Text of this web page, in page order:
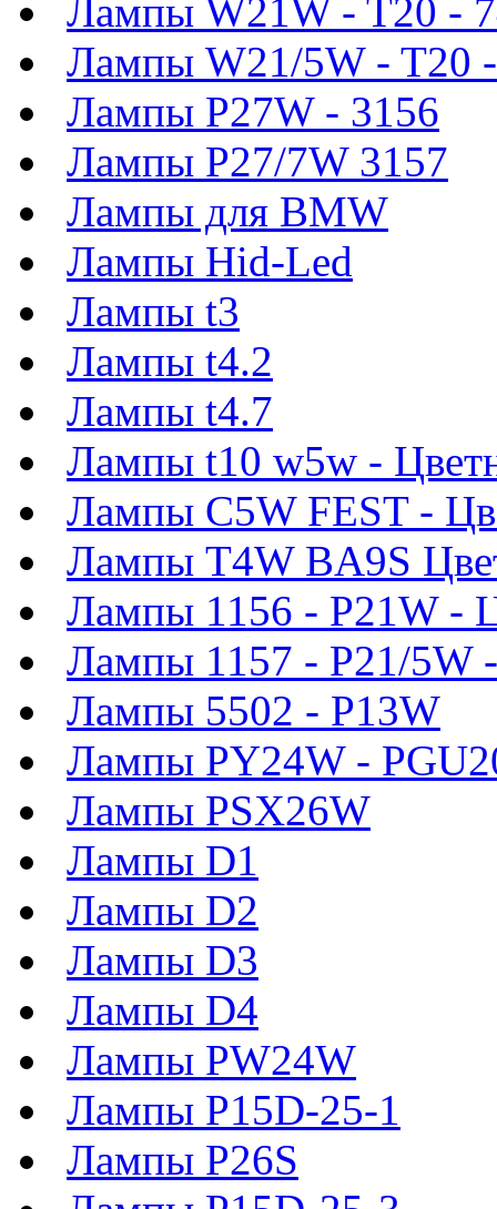
Лампы W21W - T20 -
Лампы W21/5W - T20
Лампы P27W - 3156
Лампы P27/7W 3157
Лампы для BMW
Лампы Hid-Led
Лампы t3
Лампы t4.2
Лампы t4.7
Лампы t10 w5w -
Лампы C5W FEST -
Лампы T4W BA9S
Лампы 1156 - P21W -
Лампы 1157 - P21/5W
Лампы 5502 - P13W
Лампы PY24W -
Лампы PSX26W
Лампы D1
Лампы D2
Лампы D3
Лампы D4
Лампы PW24W
Лампы P15D-25-1
Лампы P26S